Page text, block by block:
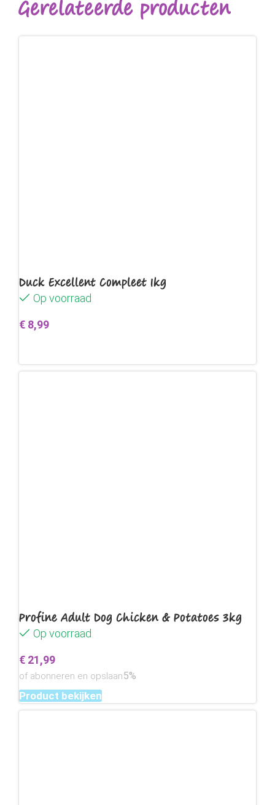
Gerelateerde producten
Duck Excellent Compleet 1kg
Op voorraad
€ 8,99
Profine Adult Dog Chicken & Potatoes 3kg
Op voorraad
€ 21,99
of abonneren en opslaan5%
Product bekijken